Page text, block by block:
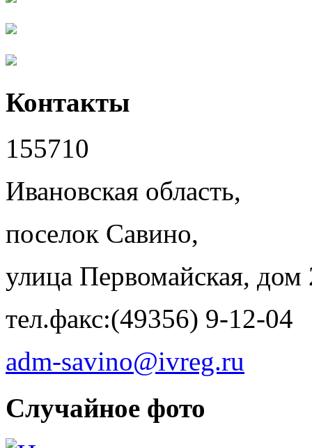
Контакты
155710
Ивановская область,
поселок Савино,
улица Первомайская, дом
тел.факс:(49356) 9-12-04
adm-savino@ivreg.ru
Случайное фото